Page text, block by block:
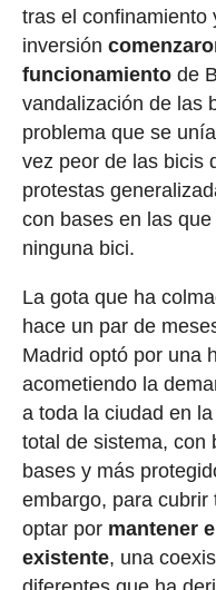
tras el confinamiento
inversión
funcionamientode
vandalización de las
problema que se
vez peor de las bicis
protestas
con bases en las
ninguna bici.
La gota que ha
hace un par de
Madrid optó por una
acometiendo la
a toda la ciudad en
total de sistema, con
bases y más
embargo, para cubrir
optar por mantener
existente, una